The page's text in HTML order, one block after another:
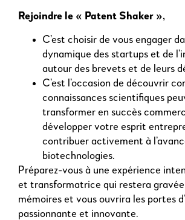
Rejoindre le « Patent Shaker »,
C’est choisir de vous engager
dynamique des startups et de
autour des brevets et de leurs
C’est l’occasion de découvrir
connaissances scientifiques
transformer en succès
développer votre esprit
contribuer activement à
biotechnologies.
Préparez-vous à une expérience
et transformatrice qui restera gravée
mémoires et vous ouvrira les portes
passionnante et innovante.